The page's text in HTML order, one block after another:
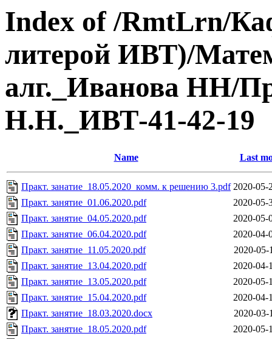
Index of /RmtLrn/
литерой ИВТ)/
алг._Иванова НН/
Н.Н._ИВТ-41-42-19
Name Last
Практ. занатие_18.05.2020_комм. к решению 3.pdf 2020-05-
Практ. занятие_01.06.2020.pdf
2020-05-
Практ. занятие_04.05.2020.pdf
2020-05-
Практ. занятие_06.04.2020.pdf
2020-04-
Практ. занятие_11.05.2020.pdf
2020-05-
Практ. занятие_13.04.2020.pdf
2020-04-
Практ. занятие_13.05.2020.pdf
2020-05-
Практ. занятие_15.04.2020.pdf
2020-04-
Практ. занятие_18.03.2020.docx
2020-03-
Практ. занятие_18.05.2020.pdf
2020-05-